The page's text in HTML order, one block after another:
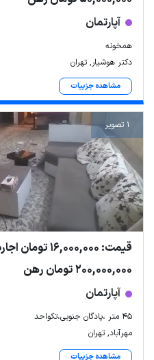
آپارتمان
همخونه
دکتر هوشیار, تهران
مشاهده جزییات
1 تصویر
قیمت: 16,000,000 تومان اجاره
200,000,000 تومان رهن
آپارتمان
۴۵ متر ،پادگان جنوبی،تکواحد
مهرآباد, تهران
مشاهده جزییات